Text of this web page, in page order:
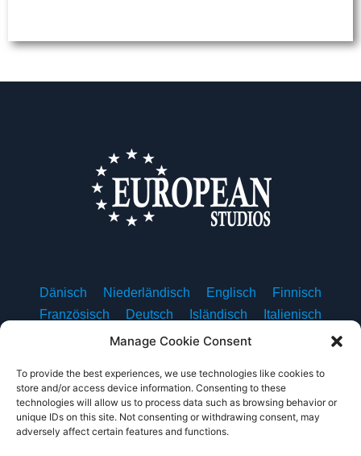
Manage Cookie Consent
To provide the best experiences, we use technologies like cookies to
store and/or access device information. Consenting to these
technologies will allow us to process data such as browsing behavior or
unique IDs on this site. Not consenting or withdrawing consent, may
adversely affect certain features and functions.
Dänisch Niederländisch Englisch
Finnisch
Französisch
Deutsch Isländisch
Italienisch
Norwegisch (Buchsprache)
Polnisch
Portugiesisch
Über uns Kontaktieren Sie uns